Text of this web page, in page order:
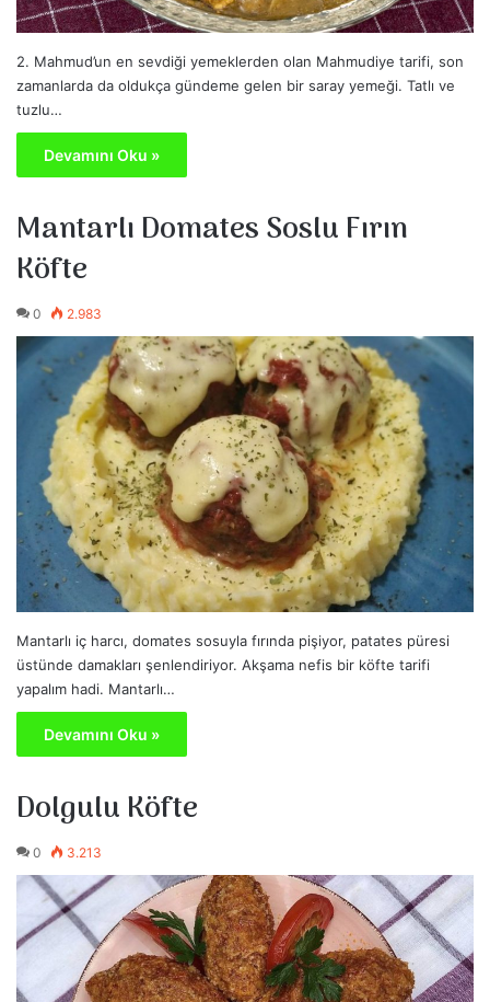
2. Mahmud’un en sevdiği yemeklerden olan Mahmudiye tarifi, son
zamanlarda da oldukça gündeme gelen bir saray yemeği. Tatlı ve
tuzlu…
Devamını Oku »
Mantarlı Domates Soslu Fırın
Köfte
0 2.983
Mantarlı iç harcı, domates sosuyla fırında pişiyor, patates püresi
üstünde damakları şenlendiriyor. Akşama nefis bir köfte tarifi
yapalım hadi. Mantarlı…
Devamını Oku »
Dolgulu Köfte
0 3.213